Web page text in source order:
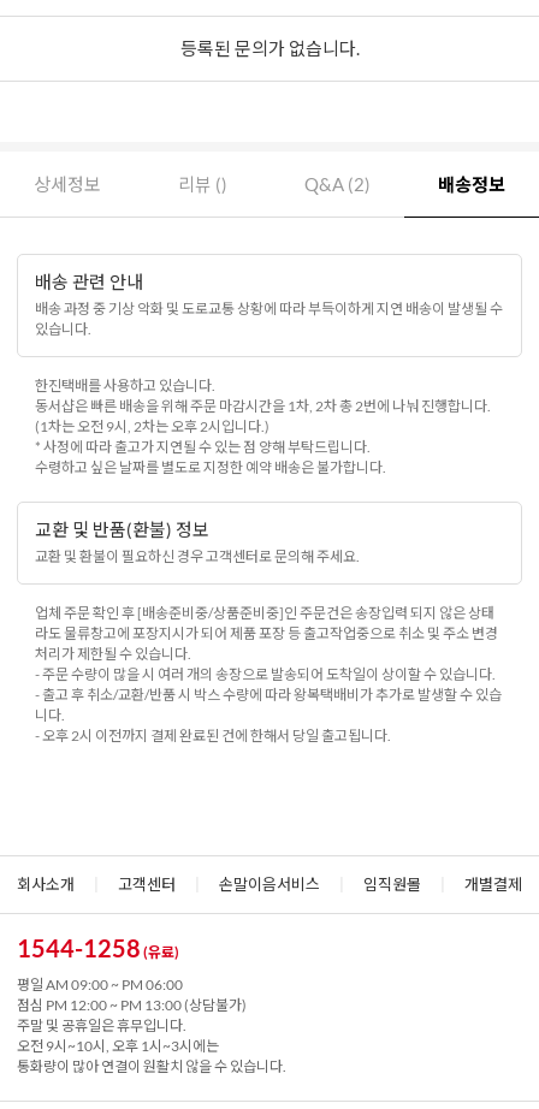
등록된 문의가 없습니다.
상세정보 리뷰 () Q&A (2) 배송정보
배송 관련 안내
배송 과정 중 기상 악화 및 도로교통 상황에 따라 부득이하게 지연 배송이 발생될 수
있습니다.
한진택배를 사용하고 있습니다.
동서샵은 빠른 배송을 위해 주문 마감시간을 1차, 2차 총 2번에 나눠 진행합니다.
(1차는 오전 9시, 2차는 오후 2시입니다.)
* 사정에 따라 출고가 지연될 수 있는 점 양해 부탁드립니다.
수령하고 싶은 날짜를 별도로 지정한 예약 배송은 불가합니다.
교환 및 반품(환불) 정보
교환 및 환불이 필요하신 경우 고객센터로 문의해 주세요.
업체 주문 확인 후 [배송준비중/상품준비중]인 주문건은 송장입력 되지 않은 상태
라도 물류창고에 포장지시가 되어 제품 포장 등 출고작업중으로 취소 및 주소 변경
처리가 제한될 수 있습니다.
- 주문 수량이 많을 시 여러 개의 송장으로 발송되어 도착일이 상이할 수 있습니다.
- 출고 후 취소/교환/반품 시 박스 수량에 따라 왕복택배비가 추가로 발생할 수 있습
니다.
- 오후 2시 이전까지 결제 완료된 건에 한해서 당일 출고됩니다.
회사소개 고객센터 손말이음서비스 임직원몰 개별결제
1544-1258 (유료)
평일 AM 09:00 ~ PM 06:00
점심 PM 12:00 ~ PM 13:00 (상담불가)
주말 및 공휴일은 휴무입니다.
오전 9시~10시, 오후 1시~3시에는
통화량이 많아 연결이 원활치 않을 수 있습니다.